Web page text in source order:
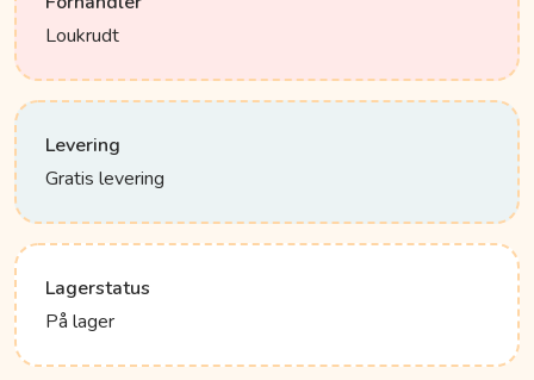
Loukrudt
Levering
Gratis levering
Lagerstatus
På lager